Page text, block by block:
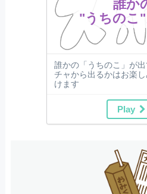
誰か
"うちのこ
誰かの「うちのこ」が
チャから出るかはお楽
けます
Play